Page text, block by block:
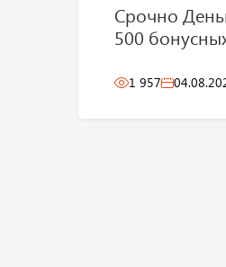
Срочно
500
1 957